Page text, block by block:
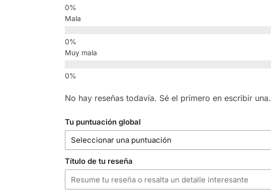
Mala
Muy mala
No hay reseñas todavía. Sé el primero en escribir una.
Tu puntuación global
Título de tu reseña